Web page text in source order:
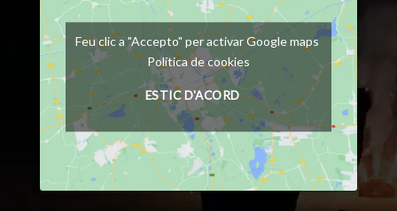
Feu clic a "Accepto" per activar Google maps
Política de cookies
ESTIC D'ACORD